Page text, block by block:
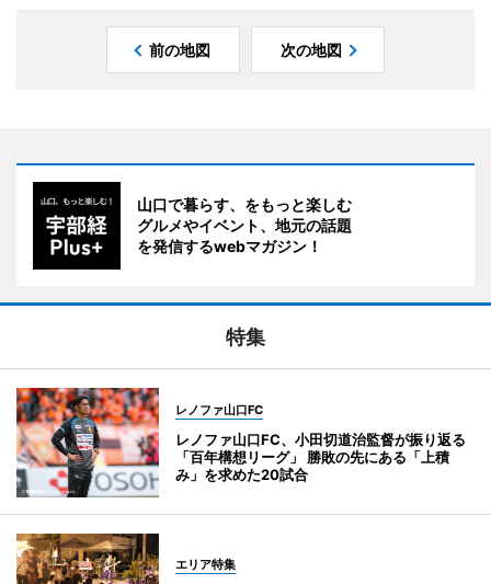
前の地図 次の地図
山口で暮らす、をもっと楽しむ
グルメやイベント、地元の話題
を発信するwebマガジン！
特集
レノファ山口FC
レノファ山口FC、小田切道治監督が振り返る
「百年構想リーグ」 勝敗の先にある「上積
み」を求めた20試合
エリア特集